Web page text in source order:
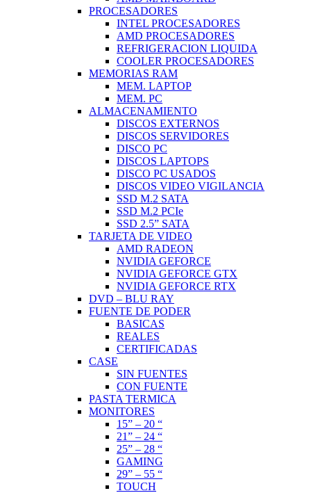
PROCESADORES
INTEL PROCESADORES
AMD PROCESADORES
REFRIGERACION LIQUIDA
COOLER PROCESADORES
MEMORIAS RAM
MEM. LAPTOP
MEM. PC
ALMACENAMIENTO
DISCOS EXTERNOS
DISCOS SERVIDORES
DISCO PC
DISCOS LAPTOPS
DISCO PC USADOS
DISCOS VIDEO VIGILANCIA
SSD M.2 SATA
SSD M.2 PCIe
SSD 2.5” SATA
TARJETA DE VIDEO
AMD RADEON
NVIDIA GEFORCE
NVIDIA GEFORCE GTX
NVIDIA GEFORCE RTX
DVD – BLU RAY
FUENTE DE PODER
BASICAS
REALES
CERTIFICADAS
CASE
SIN FUENTES
CON FUENTE
PASTA TERMICA
MONITORES
15” – 20 “
21” – 24 “
25” – 28 “
GAMING
29” – 55 “
TOUCH